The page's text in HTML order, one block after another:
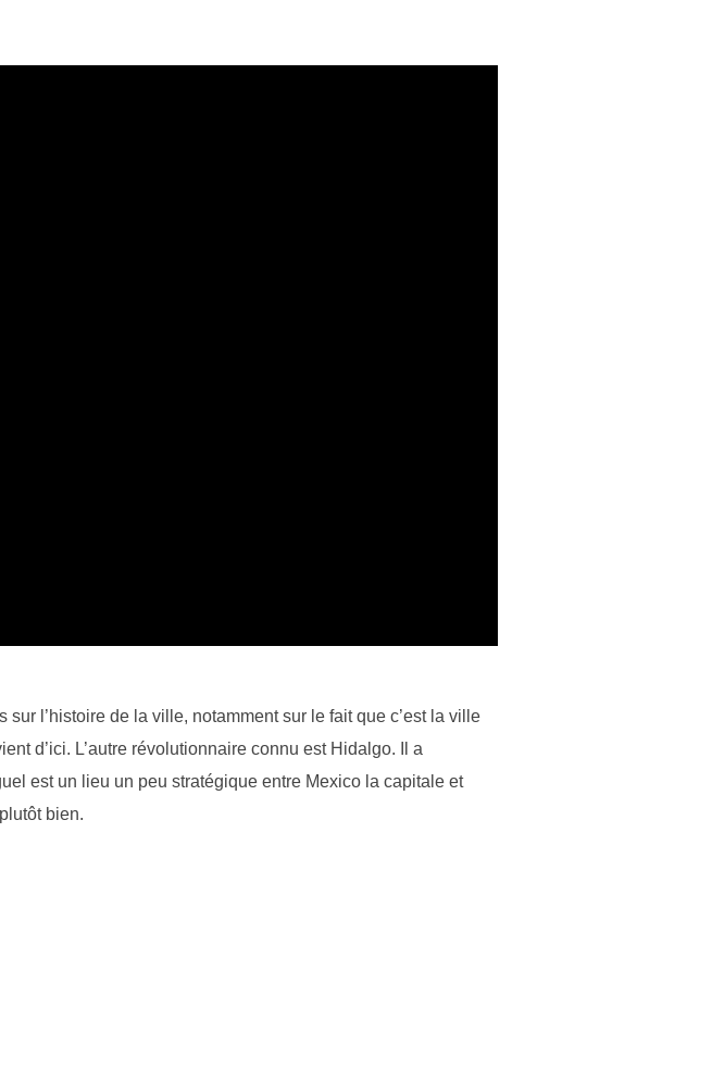
l’histoire de la ville, notamment sur le fait que c’est la ville
d’ici. L’autre révolutionnaire connu est Hidalgo. Il a
est un lieu un peu stratégique entre Mexico la capitale et
bien.